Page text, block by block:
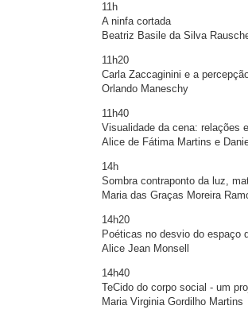
11h
A ninfa cortada
Beatriz Basile da Silva
11h20
Carla Zaccaginini e a
Orlando Maneschy
11h40
Visualidade da cena: relações
Alice de Fátima Martins e
14h
Sombra contraponto da luz,
Maria das Graças Moreira
14h20
Poéticas no desvio do espaço
Alice Jean Monsell
14h40
TeCido do corpo social - um
Maria Virginia Gordilho Martins